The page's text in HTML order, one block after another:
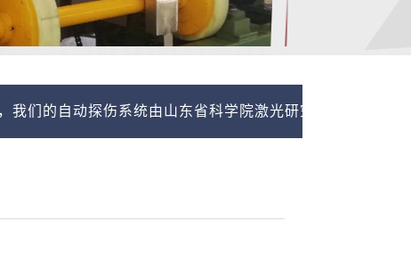
动探伤系统由山东省科学院激光研究所技术支持，联系